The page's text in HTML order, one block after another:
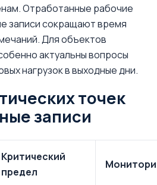
Отработанные рабочие
записи сокращают время
Для объектов
актуальны вопросы
нагрузок в выходные дни.
точек
записи
Критический
предел